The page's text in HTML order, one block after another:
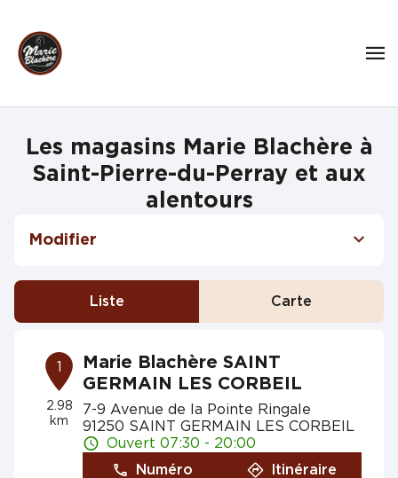
Les magasins Marie Blachère à
Saint-Pierre-du-Perray et aux
alentours
Modifier
Liste Carte
1
2.98
km
Marie Blachère SAINT
GERMAIN LES CORBEIL
7-9 Avenue de la Pointe Ringale
91250 SAINT GERMAIN LES CORBEIL
Ouvert 07:30 - 20:00
Numéro
Itinéraire